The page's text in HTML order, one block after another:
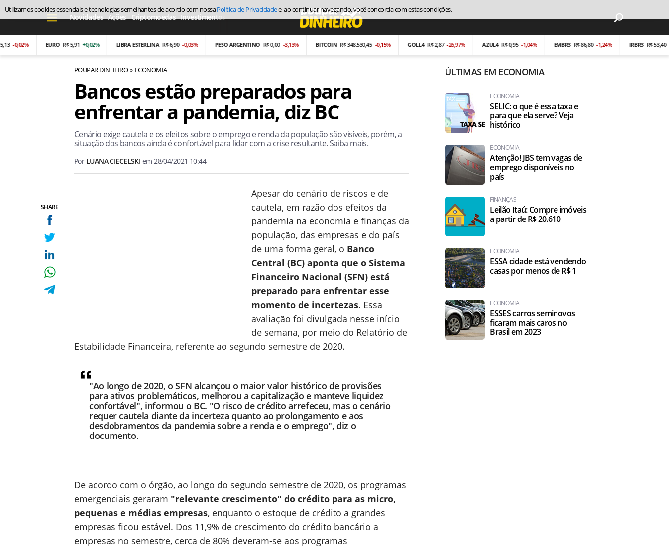
Novidades Ações Criptomoedas Investimentos Economia
EURO R$ 5,91 +0,02% LIBRA ESTERLINA R$ 6,90 -0,03% PESO ARGENTINO R$ 0,00 -3,13% BITCOIN R$ 348.530,45 -0,15% GOLL4 R$ 2,87 -26,97% AZUL4 R$ 0,95 -1,04% EMBR3 R$ 86,80 -1,24% IRBR3 R$ 53,40 -0,19%
POUPAR DINHEIRO ECONOMIA
SHARE
Bancos estão preparados para
enfrentar a pandemia, diz BC
Cenário exige cautela e os efeitos sobre o emprego e renda da população são visíveis, porém, a
situação dos bancos ainda é confortável para lidar com a crise resultante. Saiba mais.
Por LUANA CIECELSKI em28/04/2021 10:44
Apesar do cenário de riscos e de
cautela, em razão dos efeitos da
pandemia na economia e finanças da
população, das empresas e do país
de uma forma geral, o Banco
Central (BC) aponta que o Sistema
Financeiro Nacional (SFN) está
preparado para enfrentar esse
momento de incertezas. Essa
avaliação foi divulgada nesse início
de semana, por meio do Relatório de
Estabilidade Financeira, referente ao segundo semestre de 2020.
"Ao longo de 2020, o SFN alcançou o maior valor histórico de provisões
para ativos problemáticos, melhorou a capitalização e manteve liquidez
confortável", informou o BC. "O risco de crédito arrefeceu, mas o cenário
requer cautela diante da incerteza quanto ao prolongamento e aos
desdobramentos da pandemia sobre a renda e o emprego", diz o
documento.
De acordo com o órgão, ao longo do segundo semestre de 2020, os programas
emergenciais geraram "relevante crescimento" do crédito para as micro,
pequenas e médias empresas, enquanto o estoque de crédito a grandes
empresas ficou estável. Dos 11,9% de crescimento do crédito bancário a
empresas no semestre, cerca de 80% deveram-se aos programas
ÚLTIMAS EM ECONOMIA
ECONOMIA
SELIC: o que é essa taxa e
para que ela serve? Veja
histórico
ECONOMIA
Atenção! JBS tem vagas de
emprego disponíveis no
país
FINANÇAS
Leilão Itaú: Compre imóveis
a partir de R$ 20.610
ECONOMIA
ESSA cidade está vendendo
casas por menos de R$ 1
ECONOMIA
ESSES carros seminovos
ficaram mais caros no
Brasil em 2023
Utilizamos cookies essenciais e tecnologias semelhantes de acordo com nossaPolítica de Privacidadee, ao continuar navegando, você concorda com estas condições.